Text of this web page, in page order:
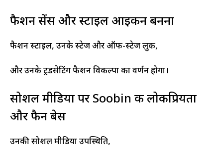
फैशन सेंस और स्टाइल आइकन बनना
फैशन स्टाइल, उनके स्टेज और ऑफ-स्टेज लुक,
और उनके ट्रेंडसेटिंग फैशन विकल्पों का वर्णन होगा।
सोशल मीडिया पर Soobin की लोकप्रियता
और फैन बेस
उनकी सोशल मीडिया उपस्थिति,